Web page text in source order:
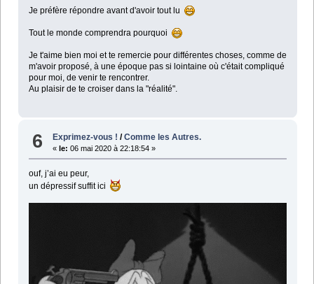
Je préfère répondre avant d'avoir tout lu
Tout le monde comprendra pourquoi
Je t'aime bien moi et te remercie pour différentes choses, comme de
m'avoir proposé, à une époque pas si lointaine où c'était compliqué
pour moi, de venir te rencontrer.
Au plaisir de te croiser dans la "réalité".
6 Exprimez-vous ! /Comme les Autres.
« le: 06 mai 2020 à 22:18:54 »
ouf, j’ai eu peur,
un dépressif suffit ici